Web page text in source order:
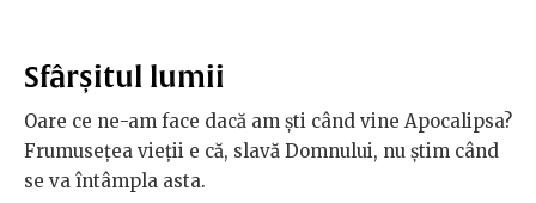
Sfârșitul lumii
Oare ce ne-am face dacă am ști când vine Apocalipsa?
Frumusețea vieții e că, slavă Domnului, nu știm când
se va întâmpla asta.